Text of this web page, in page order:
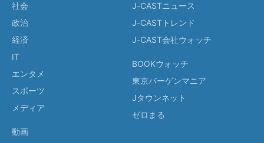
社会
政治
経済
IT
エンタメ
スポーツ
メディア
動画
J-CASTニュース
J-CASTトレンド
J-CAST会社ウォッチ
BOOKウォッチ
東京バーゲンマニア
Jタウンネット
ゼロまる